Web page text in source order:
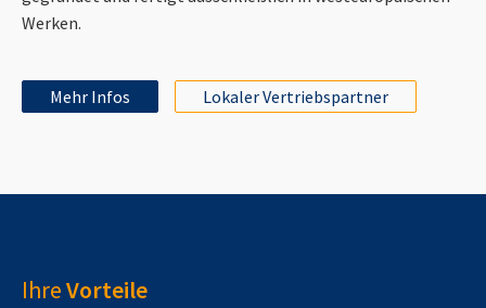
Werken.
Mehr Infos Lokaler Vertriebspartner
IhreVorteile